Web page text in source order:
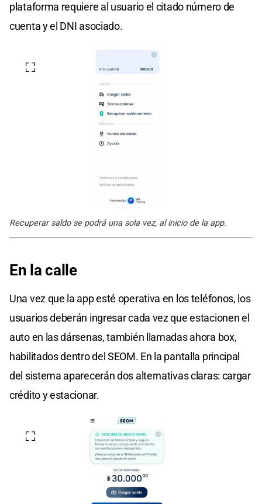
plataforma requiere al usuario el citado número de
cuenta y el DNI asociado.
Recuperar saldo se podrá una sola vez, al inicio de la app.
En la calle
Una vez que la app esté operativa en los teléfonos, los
usuarios deberán ingresar cada vez que estacionen el
auto en las dársenas, también llamadas ahora box,
habilitados dentro del SEOM. En la pantalla principal
del sistema aparecerán dos alternativas claras: cargar
crédito y estacionar.